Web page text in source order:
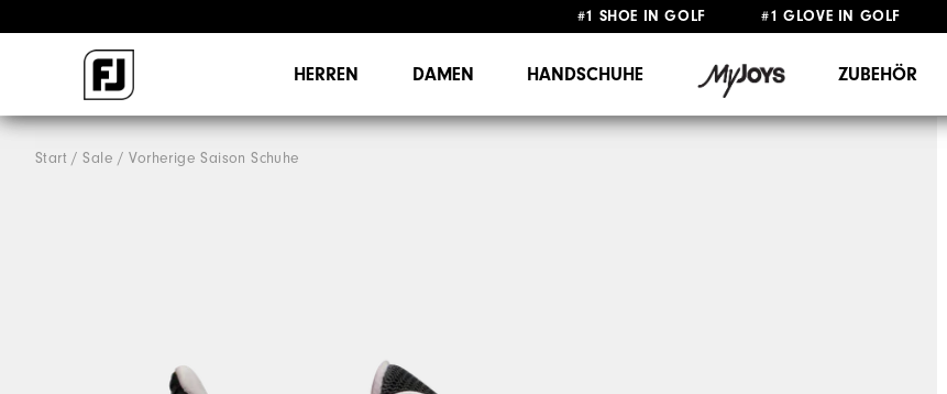
#1 SHOE IN GOLF #1 GLOVE IN GOLF
HERREN DAMEN HANDSCHUHE ZUBEHÖR
Start Sale Vorherige Saison Schuhe